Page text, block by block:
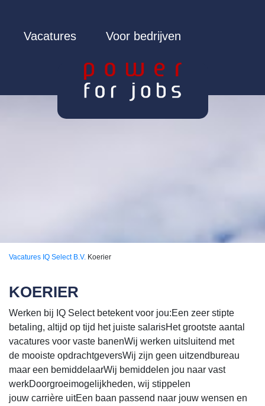
Vacatures Voor bedrijven
Vacatures IQ Select B.V. Koerier
KOERIER
Werken bij IQ Select betekent voor jou:Een zeer stipte
betaling, altijd op tijd het juiste salarisHet grootste aantal
vacatures voor vaste banenWij werken uitsluitend met
de mooiste opdrachtgeversWij zijn geen uitzendbureau
maar een bemiddelaarWij bemiddelen jou naar vast
werkDoorgroeimogelijkheden, wij stippelen
jouw carrière uitEen baan passend naar jouw wensen en